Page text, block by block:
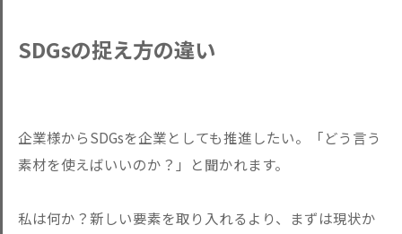
SDGsの捉え方の違い
企業様からSDGsを企業としても推進したい。「どう言う
素材を使えばいいのか？」と聞かれます。
私は何か？新しい要素を取り入れるより、まずは現状か